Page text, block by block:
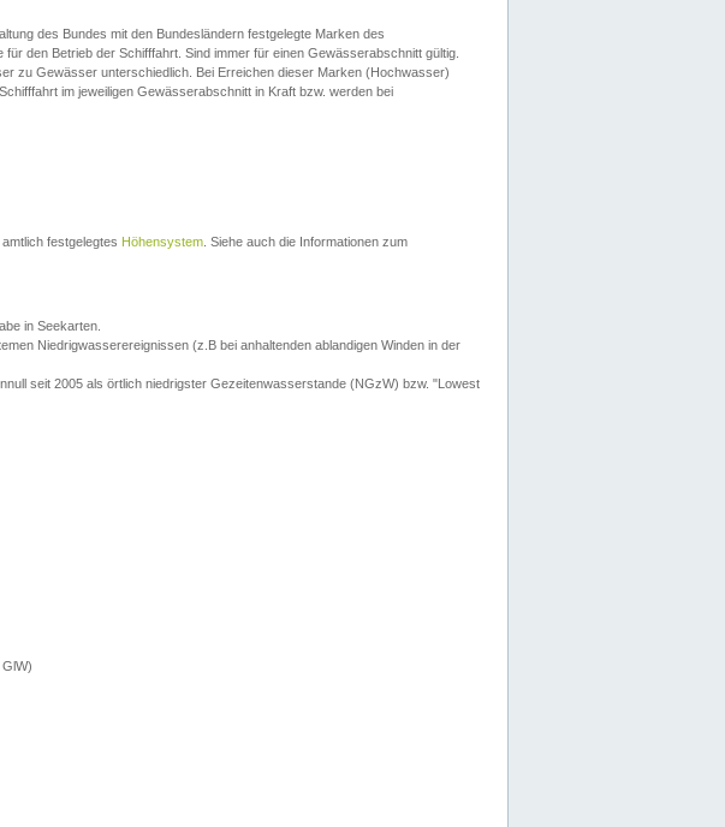
des Bundes mit den Bundesländern festgelegte Marken des
den Betrieb der Schifffahrt. Sind immer für einen Gewässerabschnitt gültig.
zu Gewässer unterschiedlich. Bei Erreichen dieser Marken (Hochwasser)
im jeweiligen Gewässerabschnitt in Kraft bzw. werden bei
festgelegtes Höhensystem . Siehe auch die Informationen zum
in Seekarten.
Niedrigwasserereignissen (z.B bei anhaltenden ablandigen Winden in der
seit 2005 als örtlich niedrigster Gezeitenwasserstande (NGzW) bzw. "Lowest